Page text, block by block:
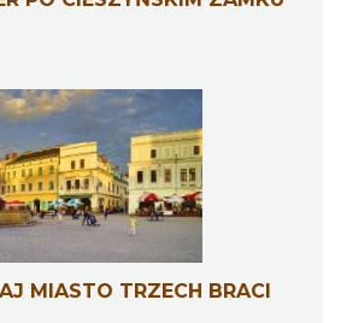
2026-08-08
MIASTO TRZECH BRACI